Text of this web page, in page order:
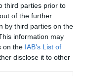
third parties prior to
of the further
by third parties on the
information may
on the IAB’s List of
disclose it to other
registerat i